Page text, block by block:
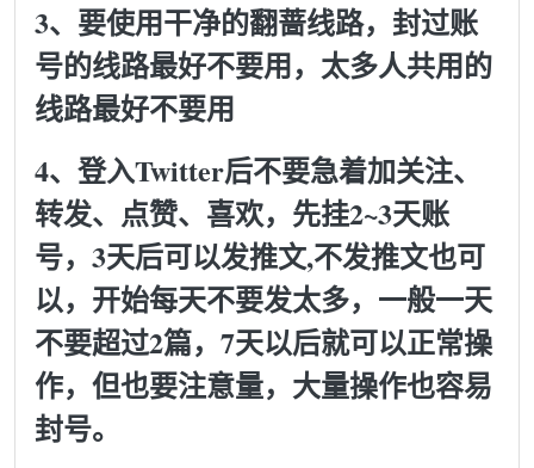
3、要使用干净的翻蔷线路，封过账
号的线路最好不要用，太多人共用的
线路最好不要用
4、登入Twitter后不要急着加关注、
转发、点赞、喜欢，先挂2~3天账
号，3天后可以发推文,不发推文也可
以，开始每天不要发太多，一般一天
不要超过2篇，7天以后就可以正常操
作，但也要注意量，大量操作也容易
封号。